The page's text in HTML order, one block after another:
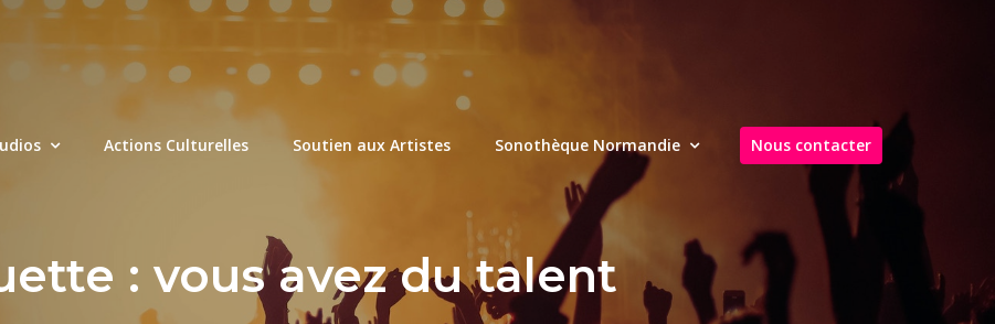
Actions Culturelles Soutien aux Artistes Sonothèque Normandie Nous contacter
: vous avez du talent